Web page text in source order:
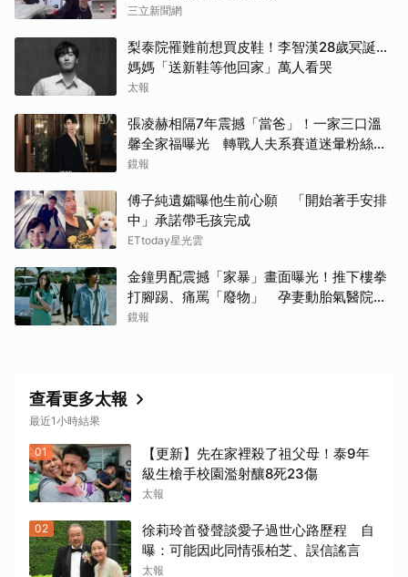
三立新聞網
梨泰院罹難前想買皮鞋！李智漢28歲冥誕…
媽媽「送新鞋等他回家」萬人看哭
太報
張凌赫相隔7年震撼「當爸」！一家三口溫
馨全家福曝光 轉戰人夫系賽道迷暈粉絲嗨
喊：直接結婚
鏡報
傅子純遺孀曝他生前心願 「開始著手安排
中」承諾帶毛孩完成
ETtoday星光雲
金鐘男配震撼「家暴」畫面曝光！推下樓拳
打腳踢、痛罵「廢物」 孕妻動胎氣醫院爆
激烈衝突
鏡報
查看更多太報
最近1小時結果
01
【更新】先在家裡殺了祖父母！泰9年
級生槍手校園濫射釀8死23傷
太報
02
徐莉玲首發聲談愛子過世心路歷程 自
曝：可能因此同情張柏芝、誤信謠言
太報